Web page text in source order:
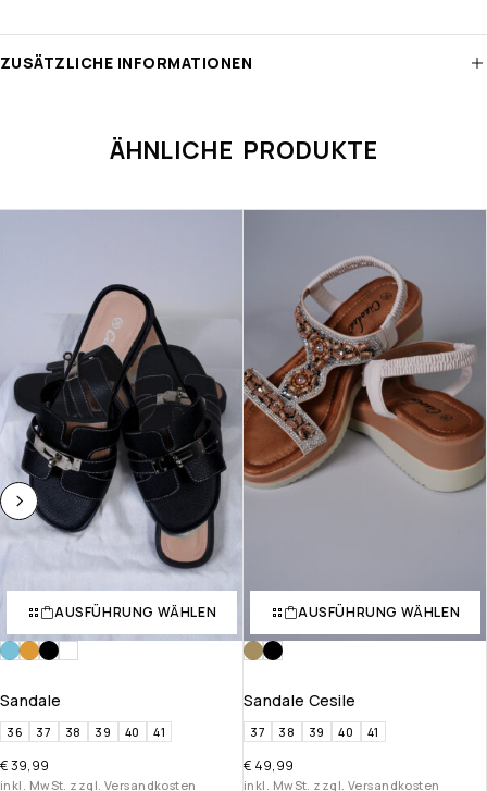
ZUSÄTZLICHE INFORMATIONEN
ÄHNLICHE PRODUKTE
AUSFÜHRUNG WÄHLEN
Sandale
36 37 38 39 40 41
€39,99
inkl. MwSt. zzgl. Versandkosten
AUSFÜHRUNG WÄHLEN
Sandale Cesile
37 38 39 40 41
€ 49,99
inkl. MwSt. zzgl. Versandkosten